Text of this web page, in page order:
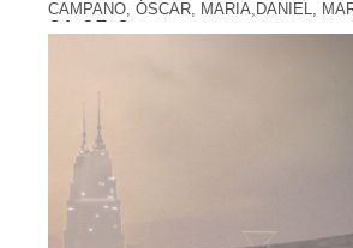
CAMPANO, ÓSCAR, MARIA,DANIEL,
21,95 €